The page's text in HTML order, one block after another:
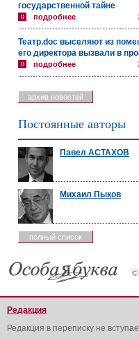
государственной тайне
подробнее
Театр.doc выселяют из
его директора вызвали в
подробнее
архив новостей
Постоянные авторы
Павел АСТАХОВ
Михаил Пыков
полный список
©
Редакция
Редакция в переписку не